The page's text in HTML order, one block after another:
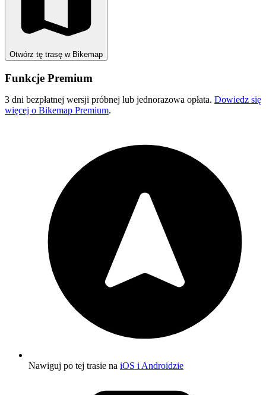
Otwórz tę trasę w Bikemap
Funkcje Premium
3 dni bezpłatnej wersji próbnej lub jednorazowa opłata. Dowiedz się
więcej o Bikemap Premium.
Nawiguj po tej trasie na iOS i Androidzie